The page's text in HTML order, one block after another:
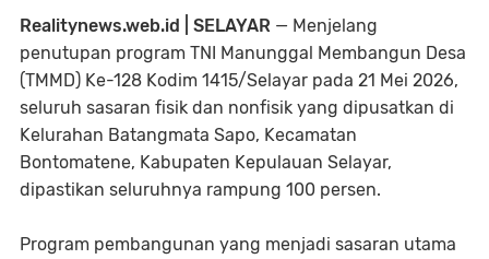
Realitynews.web.id | SELAYAR — Menjelang
penutupan program TNI Manunggal Membangun Desa
(TMMD) Ke-128 Kodim 1415/Selayar pada 21 Mei 2026,
seluruh sasaran fisik dan nonfisik yang dipusatkan di
Kelurahan Batangmata Sapo, Kecamatan
Bontomatene, Kabupaten Kepulauan Selayar,
dipastikan seluruhnya rampung 100 persen.
Program pembangunan yang menjadi sasaran utama